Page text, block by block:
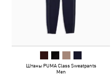
Штаны PUMA Class Sweatpants
Men